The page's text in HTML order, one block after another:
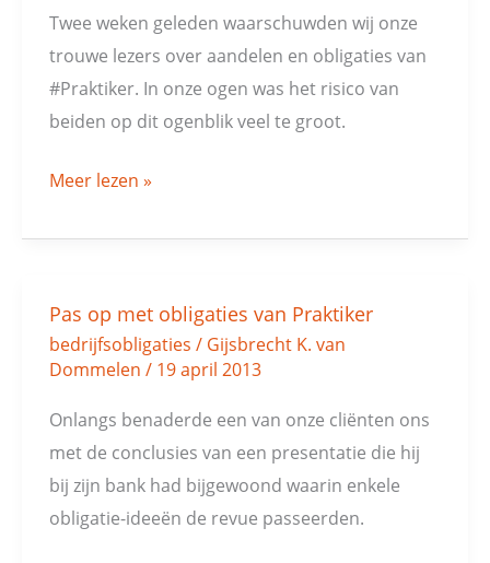
Twee weken geleden waarschuwden wij onze
trouwe lezers over aandelen en obligaties van
#Praktiker. In onze ogen was het risico van
beiden op dit ogenblik veel te groot.
obligaties
van
Clondalkin
Meer lezen »
Pas op met obligaties van Praktiker
bedrijfsobligaties / Gijsbrecht K. van
Dommelen / 19 april 2013
Onlangs benaderde een van onze cliënten ons
met de conclusies van een presentatie die hij
bij zijn bank had bijgewoond waarin enkele
obligatie-ideeën de revue passeerden.
Pas
op
met
obligaties
van
Praktiker